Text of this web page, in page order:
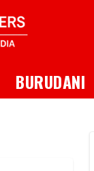
BURUDANI